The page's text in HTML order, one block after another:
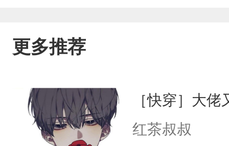
更多推荐
［快穿］大
红茶叔叔